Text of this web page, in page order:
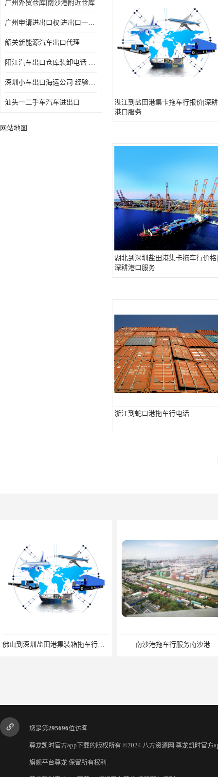
广州外贸仓库|南沙港附近仓库
广州申请进出口权|进出口一站式
韶关新能源汽车出口代理
阳江汽车出口仓库装卸电话 经验丰富
深圳小车出口海运公司 经验丰富
汕头一二手车汽车进出口
湛江到盐田港集卡拖车行报价|深耕
港口服务
湖北到深圳盐田港集卡拖车行价格|
深耕港口服务
浙江到蛇口港拖车行电话
佛山到深圳盐田港集装箱拖车行单价|深耕港口服务 南沙港拖车行服务南沙港
您是第295696位访客
尊龙凯时官方app下载的版权所有 ©2024 八方资源网 尊龙凯时官方
旗舰平台尊龙 保留所有权利.
网站地图